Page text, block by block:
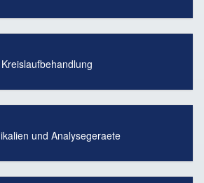
Kreislaufbehandlung
und Analysegeraete